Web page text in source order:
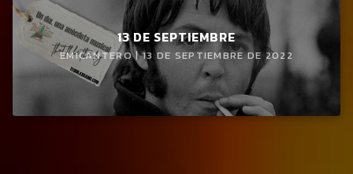
13 DE SEPTIEMBRE
EMICANTERO | 13 DE SEPTIEMBRE DE 2022